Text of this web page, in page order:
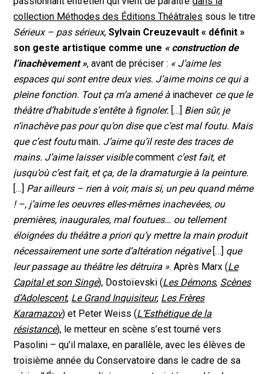
collection Méthodes des Éditions Théâtrales sous le titre
Sérieux – pas sérieux,Sylvain Creuzevault « définit »
son geste artistique comme une « construction de
l’inachèvement », avant de préciser : « J’aime les
espaces qui sont entre deux vies. J’aime moins ce qui a
pleine fonction. Tout ça m’a amené à inachever ce que le
théâtre d’habitude s’entête à fignoler. […] Bien sûr, je
n’inachève pas pour qu’on dise que c’est mal foutu. Mais
que c’est foutumain. J’aime qu’il reste des traces de
mains. J’aime laisser visiblecomment c’est fait, et
jusqu’où c’est fait, et ça, de la dramaturgie à la peinture.
[…] Par ailleurs – rien à voir, mais si, un peu quand même
! –, j’aime les oeuvres elles-mêmes inachevées, ou
premières, inaugurales, mal foutues… ou tellement
éloignées du théâtre a priori qu’y mettre la main produit
nécessairement une sorte d’altération négative […] que
leur passage au théâtre les détruira ». Après Marx (Le
Capital et son Singe), Dostoïevski (Les Démons, Scènes
d’Adolescent, Le Grand Inquisiteur, Les Frères
Karamazov) et Peter Weiss (L’Esthétique de la
résistance), le metteur en scène s’est tourné vers
Pasolini – qu’il malaxe, en parallèle, avec les élèves de
troisième année du Conservatoire dans le cadre de sa